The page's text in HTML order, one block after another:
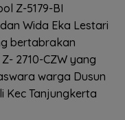
Z-5179-BI
Wida Eka Lestari
bertabrakan
2710-CZW yang
warga Dusun
Kec Tanjungkerta